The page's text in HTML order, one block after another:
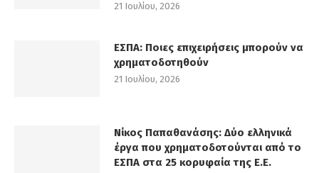
21 Ιουλίου, 2026
ΕΣΠΑ: Ποιες επιχειρήσεις μπορούν να
χρηματοδοτηθούν
21 Ιουλίου, 2026
Νίκος Παπαθανάσης: Δύο ελληνικά
έργα που χρηματοδοτούνται από το
ΕΣΠΑ στα 25 κορυφαία της Ε.Ε.